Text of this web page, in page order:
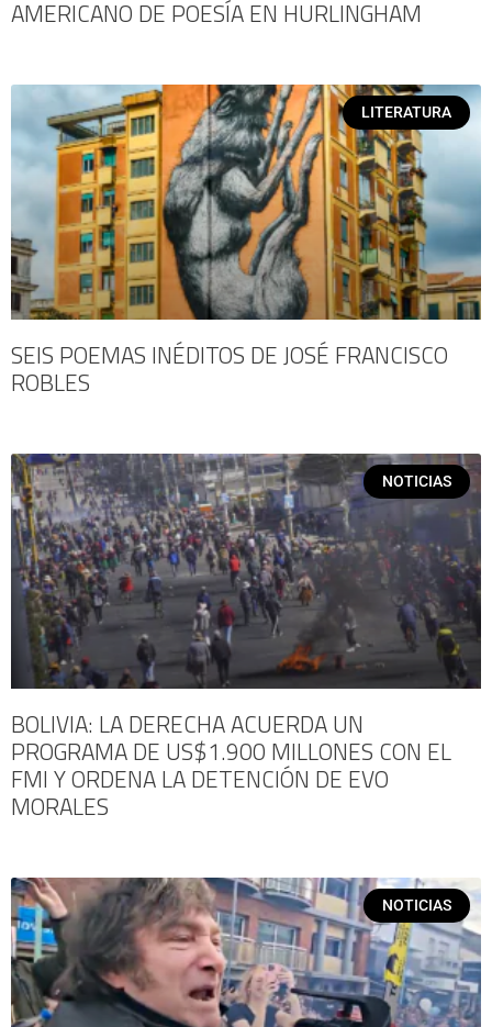
AMERICANO DE POESÍA EN HURLINGHAM
LITERATURA
SEIS POEMAS INÉDITOS DE JOSÉ FRANCISCO
ROBLES
NOTICIAS
BOLIVIA: LA DERECHA ACUERDA UN
PROGRAMA DE US$1.900 MILLONES CON EL
FMI Y ORDENA LA DETENCIÓN DE EVO
MORALES
NOTICIAS